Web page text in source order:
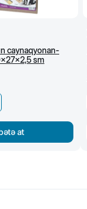
caynaqyonan-
sm
at